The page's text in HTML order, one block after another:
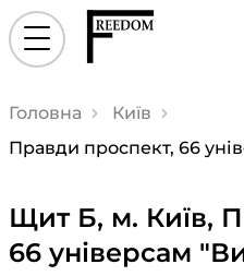
Головна
Київ
Правди проспект, 66
Щит Б, м. Київ,
66 універсам